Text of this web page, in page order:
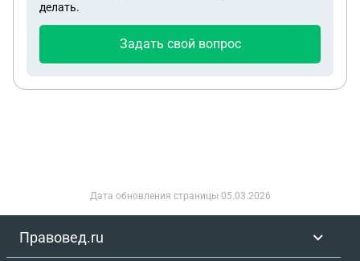
делать.
Задать свой вопрос
Дата обновления страницы 05.03.2026
Правовед.ru